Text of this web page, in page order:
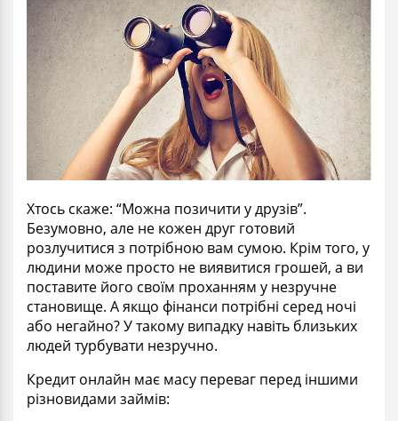
Хтось скаже: “Можна позичити удрузів”.
Безумовно, але не кожен друг готовий
розлучитися з потрібною вам сумою. Крім того, у
людини може просто не виявитися грошей, а ви
поставите його своїм проханням у незручне
становище. А якщо фінанси потрібні серед ночі
або негайно?Утакому випадку навіть близьких
людей турбувати незручно.
Кредит онлайн має масу переваг перед іншими
різновидами займів: